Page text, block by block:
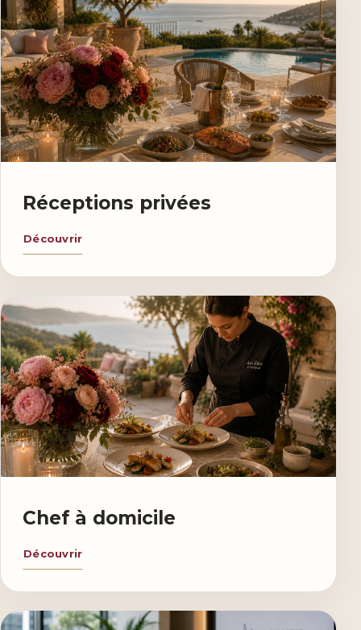
Réceptions privées
Découvrir
Chef à domicile
Découvrir